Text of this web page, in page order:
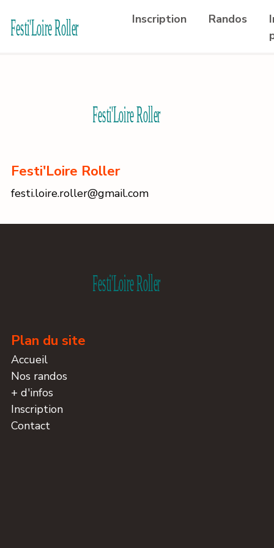
Inscription Randos
Festi'Loire Roller
festi.loire.roller@gmail.com
Plan du site
Accueil
Nos randos
+ d'infos
Inscription
Contact